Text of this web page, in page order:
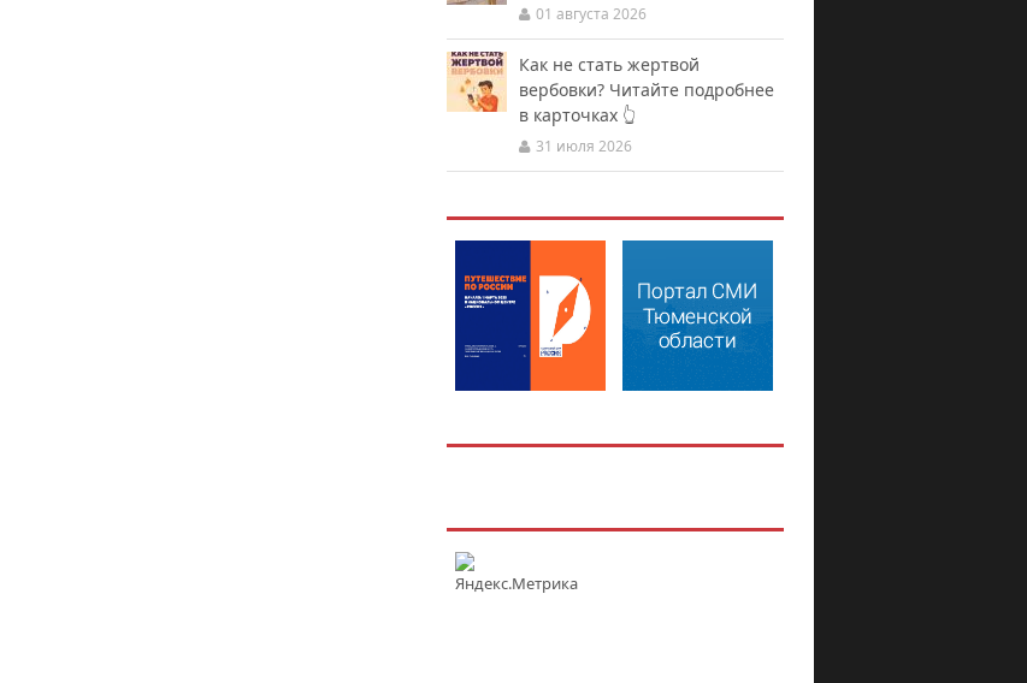
01 августа 2026
Как не стать жертвой
вербовки? Читайте подробнее
в карточках 👆
31 июля 2026